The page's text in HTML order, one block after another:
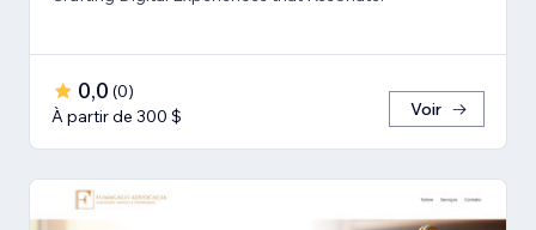
0,0 (0)
À partir de 300 $
Voir